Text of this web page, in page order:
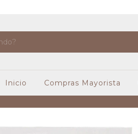
Inicio Compras Mayorista